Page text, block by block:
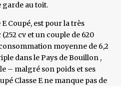
garde au toit.
Coupé, est pour la très
cv et un couple de 620
moyenne de 6,2
dans le Pays de Bouillon ,
– malgré son poids et ses
Classe E ne manque pas de